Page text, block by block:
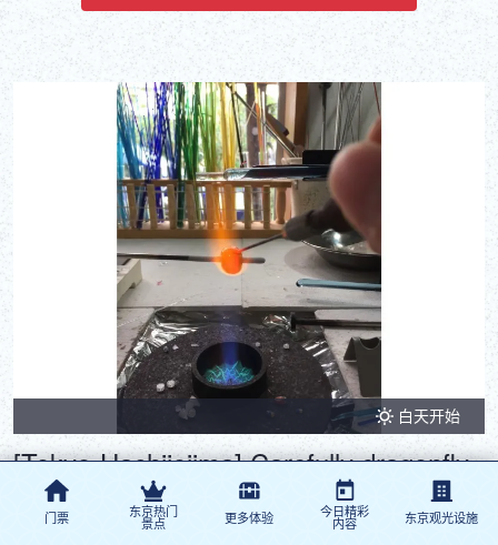
门票 东京热门
景点 更多体验 今日精彩
内容 东京观光设施
白天开始
[Tokyo-Hachijojima] Carefully dragonfly
ball course
It is a course that includes the process of melting a glass to make